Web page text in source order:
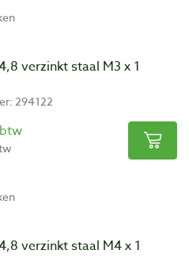
verzinkt staal M3 x 1
294122
verzinkt staal M4 x 1